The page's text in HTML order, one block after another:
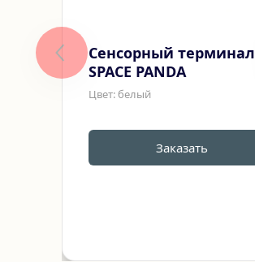
Сенсорный терминал
SPACE PANDA
Цвет: белый
Заказать